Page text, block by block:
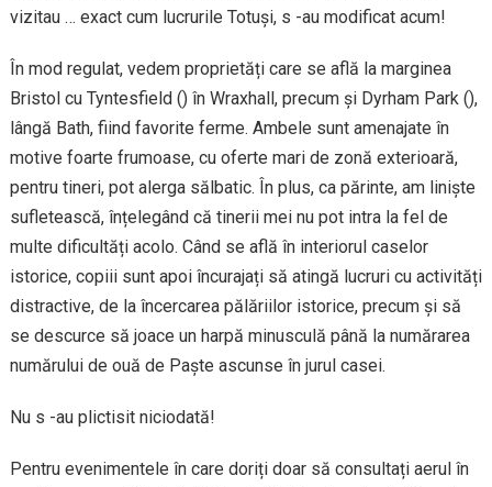
vizitau … exact cum lucrurile Totuși, s -au modificat acum!
În mod regulat, vedem proprietăți care se află la marginea
Bristol cu Tyntesfield () în Wraxhall, precum și Dyrham Park (),
lângă Bath, fiind favorite ferme. Ambele sunt amenajate în
motive foarte frumoase, cu oferte mari de zonă exterioară,
pentru tineri, pot alerga sălbatic. În plus, ca părinte, am liniște
sufletească, înțelegând că tinerii mei nu pot intra la fel de
multe dificultăți acolo. Când se află în interiorul caselor
istorice, copiii sunt apoi încurajați să atingă lucruri cu activități
distractive, de la încercarea pălăriilor istorice, precum și să
se descurce să joace un harpă minusculă până la numărarea
numărului de ouă de Paște ascunse în jurul casei.
Nu s -au plictisit niciodată!
Pentru evenimentele în care doriți doar să consultați aerul în